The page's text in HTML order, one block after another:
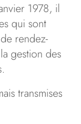
1978, il
qui sont
rendez-
gestion des
transmises